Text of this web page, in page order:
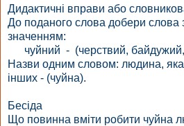
Дидактичні вправи або
До поданого слова добери слова
значенням:
чуйний - (черствий, байдужий,
Назви одним словом: людина,
інших - (чуйна).
Бесіда
Що повинна вміти робити чуйна